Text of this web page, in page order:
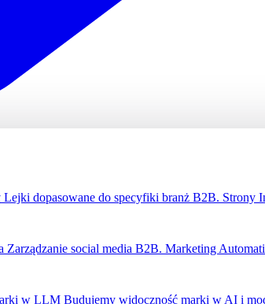
Lejki dopasowane do specyfiki branż B2B. Strony
Zarządzanie social media B2B. Marketing
w LLM Budujemy widoczność marki w AI i